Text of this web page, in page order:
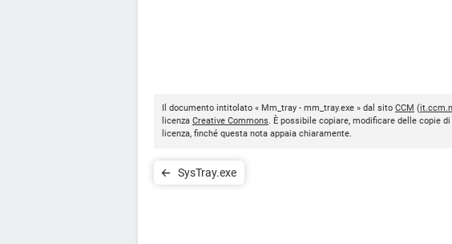
Il documento intitolato « Mm_tray - mm_tray.exe » dal sito CCM (
licenza Creative Commons. È possibile copiare, modificare delle copie
licenza, finché questa nota appaia chiaramente.
SysTray.exe